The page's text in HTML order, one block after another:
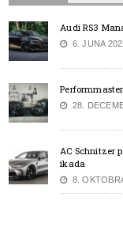
Audi RS3
6. JUNA
28.
AC Schnitzer
ikada
8. OKTOBRA